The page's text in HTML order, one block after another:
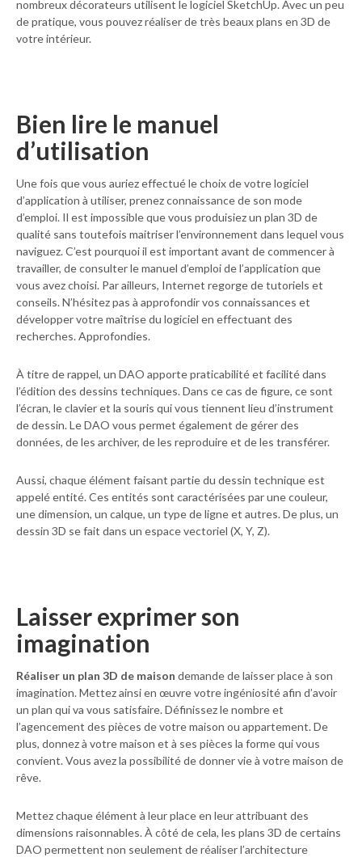
nombreux décorateurs utilisent le logiciel SketchUp. Avec un peu
de pratique, vous pouvez réaliser de très beaux plans en 3D de
votre intérieur.
Bien lire le manuel
d’utilisation
Une fois que vous auriez effectué le choix de votre logiciel
d’application à utiliser, prenez connaissance de son mode
d’emploi. Il est impossible que vous produisiez un plan 3D de
qualité sans toutefois maitriser l’environnement dans lequel vous
naviguez. C’est pourquoi il est important avant de commencer à
travailler, de consulter le manuel d’emploi de l’application que
vous avez choisi. Par ailleurs, Internet regorge de tutoriels et
conseils. N’hésitez pas à approfondir vos connaissances et
développer votre maîtrise du logiciel en effectuant des
recherches. Approfondies.
À titre de rappel, un DAO apporte praticabilité et facilité dans
l’édition des dessins techniques. Dans ce cas de figure, ce sont
l’écran, le clavier et la souris qui vous tiennent lieu d’instrument
de dessin. Le DAO vous permet également de gérer des
données, de les archiver, de les reproduire et de les transférer.
Aussi, chaque élément faisant partie du dessin technique est
appelé entité. Ces entités sont caractérisées par une couleur,
une dimension, un calque, un type de ligne et autres. De plus, un
dessin 3D se fait dans un espace vectoriel (X, Y, Z).
Laisser exprimer son
imagination
Réaliser un plan 3D de maison demande de laisser place à son
imagination. Mettez ainsi en œuvre votre ingéniosité afin d’avoir
un plan qui va vous satisfaire. Définissez le nombre et
l’agencement des pièces de votre maison ou appartement. De
plus, donnez à votre maison et à ses pièces la forme qui vous
convient. Vous avez la possibilité de donner vie à votre maison de
rêve.
Mettez chaque élément à leur place en leur attribuant des
dimensions raisonnables. À côté de cela, les plans 3D de certains
DAO permettent non seulement de réaliser l’architecture